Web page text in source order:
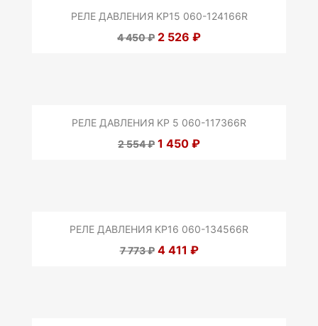
РЕЛЕ ДАВЛЕНИЯ KP15 060-124166R
4 450 ₽ 2 526 ₽
РЕЛЕ ДАВЛЕНИЯ KP 5 060-117366R
2 554 ₽ 1 450 ₽
РЕЛЕ ДАВЛЕНИЯ KP16 060-134566R
7 773 ₽ 4 411 ₽